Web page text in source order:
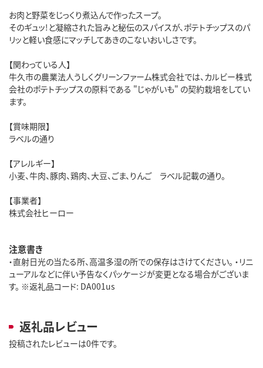
お肉と野菜をじっくり煮込んで作ったスープ。
そのギュッ!と凝縮された旨みと秘伝のスパイスが、ポテトチップスのパ
リッと軽い食感にマッチしてあきのこないおいしさです。
【関わっている人】
牛久市の農業法人うしくグリーンファーム株式会社では、カルビー株式
会社のポテトチップスの原料である "じゃがいも" の契約栽培をしてい
ます。
【賞味期限】
ラベルの通り
【アレルギー】
小麦、牛肉、豚肉、鶏肉、大豆、ごま、りんご ラベル記載の通り。
【事業者】
株式会社ヒーロー
注意書き
・直射日光の当たる所、高温多湿の所での保存はさけてください。 ・リニ
ューアルなどに伴い予告なくパッケージが変更となる場合がございま
す。 ※返礼品コード: DA001us
返礼品レビュー
投稿されたレビューは0件です。